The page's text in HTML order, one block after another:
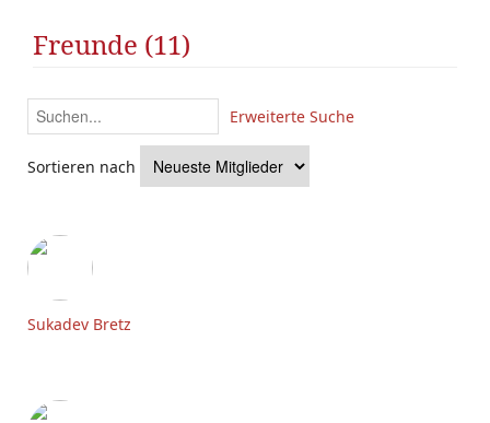
Freunde (11)
Sortieren nach
Erweiterte Suche
Sukadev Bretz